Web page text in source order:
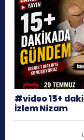
#video 15+
İzlem Nizam